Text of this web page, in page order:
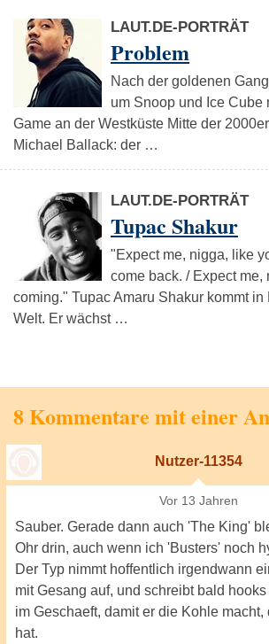
LAUT.DE-PORTRÄT
Problem
Nach der goldenen
um Snoop und Ice Cube
Game an der Westküste Mitte der
Michael Ballack: der …
LAUT.DE-PORTRÄT
Tupac Shakur
"Expect me, nigga, like
come back. / Expect me,
coming." Tupac Amaru Shakur kommt in
Welt. Er wächst …
8 Kommentare mit einer
Nutzer-11354
Vor 13 Jahren
Sauber. Gerade dann auch 'The King'
Ohr drin, auch wenn ich 'Busters' noch
Der Typ nimmt hoffentlich irgendwann
mit Gesang auf, und schreibt bald
im Geschaeft, damit er die Kohle macht,
hat.